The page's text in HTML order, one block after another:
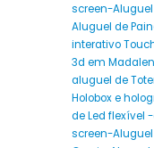
screen-
Aluguel de
interativo
3d em
aluguel de
Holobox e
de Led flexível
screen-